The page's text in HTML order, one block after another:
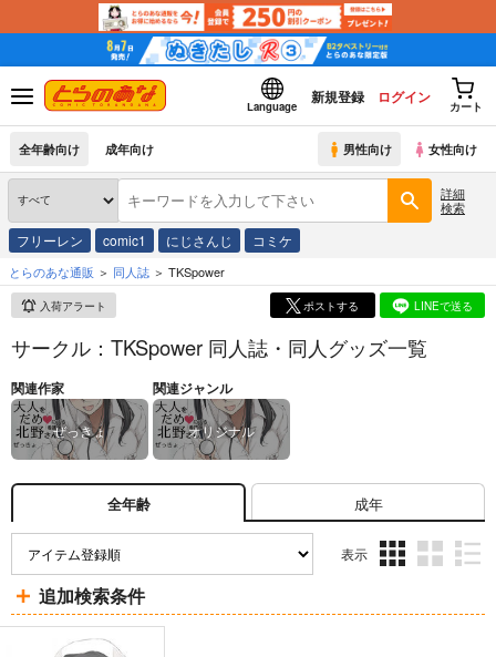
Language
新規登録 ログイン
カート
全年齢向け 成年向け 男性向け 女性向け
詳細
検索
フリーレン comic1 にじさんじ コミケ
とらのあな通販 同人誌 TKSpower
入荷アラート ポストする LINEで送る
サークル：TKSpower 同人誌・同人グッズ一覧
関連作家
ぜっきょ
関連ジャンル
オリジナル
全年齢 成年
表示
ム
ム
ム
追加検索条件